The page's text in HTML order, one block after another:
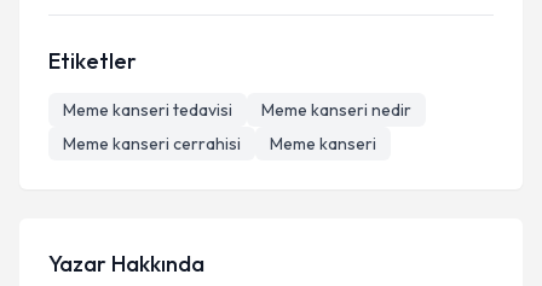
Etiketler
Meme kanseri tedavisi
Meme kanseri nedir
Meme kanseri cerrahisi
Meme kanseri
Yazar Hakkında